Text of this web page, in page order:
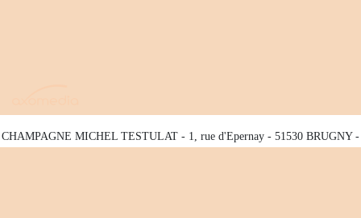
CHAMPAGNE MICHEL TESTULAT - 1, rue d'Epernay - 51530 BRUGNY -